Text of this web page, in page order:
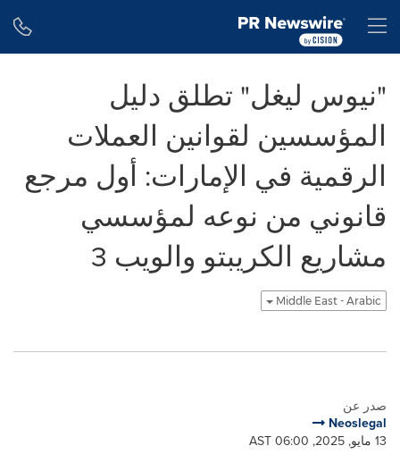
"نيوس ليغل" تطلق دليل
المؤسسين لقوانين العملات
الرقمية في الإمارات: أول مرجع
قانوني من نوعه لمؤسسي
مشاريع الكريبتو والويب 3
Middle East - Arabic
صدر عن
Neoslegal
13 مايو, 2025, 06:00 AST